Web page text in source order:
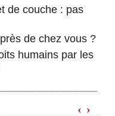
de couche : pas
de chez vous ?
humains par les
‹ ›